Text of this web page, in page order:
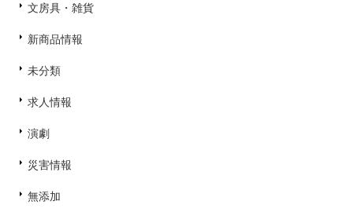
文房具・雑貨
新商品情報
未分類
求人情報
演劇
災害情報
無添加